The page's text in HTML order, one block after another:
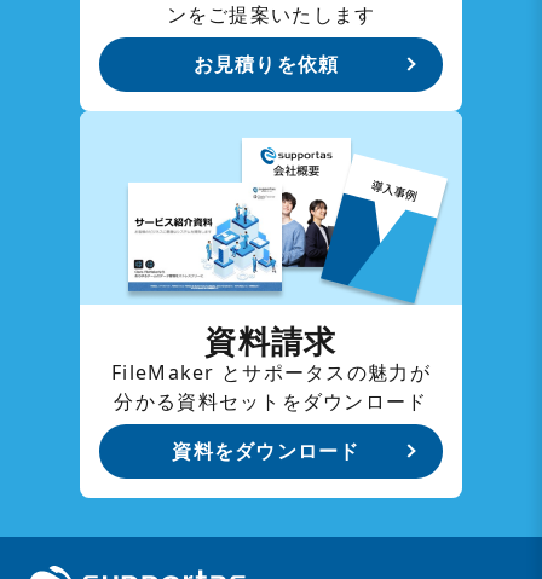
ンをご提案いたします
お見積りを依頼
資料請求
FileMaker とサポータスの魅力が
分かる資料セットをダウンロード
資料をダウンロード